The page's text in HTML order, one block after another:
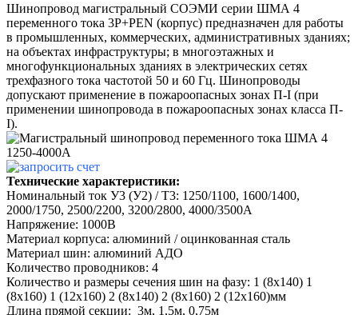
Шинопровод магистральный СОЭМИ серии ШМА 4
переменного тока 3P+PEN (корпус) предназначен для работы
в промышленных, коммерческих, административных зданиях;
на объектах инфраструктуры; в многоэтажных и
многофункциональных зданиях в электрических сетях
трехфазного тока частотой 50 и 60 Гц. Шинопроводы
допускают применение в пожароопасных зонах П-I (при
применении шинопровода в пожароопасных зонах класса П-
I).
Технические характеристики:
Номинальный ток У3 (У2) / Т3: 1250/1100, 1600/1400,
2000/1750, 2500/2200, 3200/2800, 4000/3500А
Напряжение: 1000В
Материал корпуса: алюминий / оцинкованная сталь
Материал шин: алюминий АДО
Количество проводников: 4
Количество и размеры сечения шин на фазу: 1 (8х140) 1
(8х160) 1 (12х160) 2 (8х140) 2 (8х160) 2 (12х160)мм
Длина прямой секции: 3м, 1,5м, 0,75м